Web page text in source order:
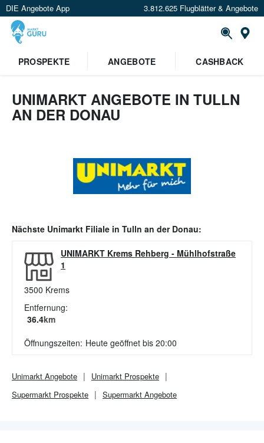
DIE Angebote App 3.812.625 Flugblätter & Angebote
PROSPEKTE
ANGEBOTE CASHBACK
UNIMARKT ANGEBOTE IN TULLN
AN DER DONAU
Nächste Unimarkt Filiale in Tulln an der Donau:
UNIMARKT Krems Rehberg - Mühlhofstraße
1
3500 Krems
Entfernung:
36.4km
Öffnungszeiten: Heute geöffnet bis 20:00
Unimarkt Angebote Unimarkt Prospekte
Supermarkt Prospekte Supermarkt Angebote